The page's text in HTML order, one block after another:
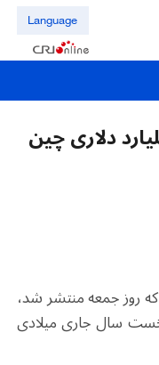
Language
جاری 184 میلیارد دلاری چین
روز جمعه منتشر شد،
سال جاری میلادی